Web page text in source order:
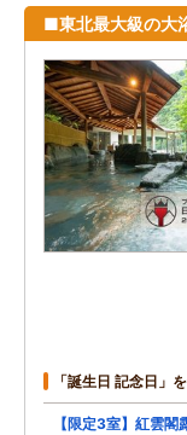
■東北最大級の大
「誕生日 記念日」
【限定3室】紅雲